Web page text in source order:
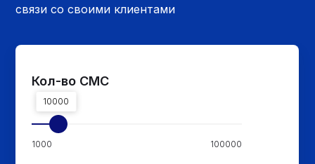
Кол-во СМС
10000
1000 100000
связи со своими клиентами